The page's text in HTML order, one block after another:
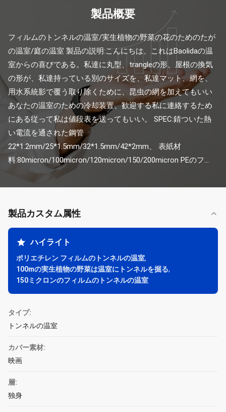
製品概要
フィルムのトンネルの温室/実生植物の野菜の花のためのたが
の温室/庭の温室 製品の説明:こんにちは、これはBaolidaの温
室からの喜びである。私達に丸型、trangleの形、屋根の換気
の形が、私達持っている別のサイズを、私達マット、網を、
用水系統影で覆う取り除くために、昆虫の網を加えてもいい
あなたの温室のための冷却装置、歓迎する私に連絡するため
にある従って私は値段表を送ってもいい。 SPEC:錆ついた熱
い電流を通された鋼管
22*1.2mm/25*1.5mm/32*1.5mm/42*2mm、 表紙材
料:80micron/100micron/120micron/150/200micron PEのフ...
製品カスタム属性
ハイライト
ポリエチレン フィルムのトンネルの温室,
100mの実生植物の野菜は温室にトンネルを掘る,
150ミクロンのフィルムのトンネルの温室
タイプ:
トンネルの温室
カバー素材:
映画
層:
独身